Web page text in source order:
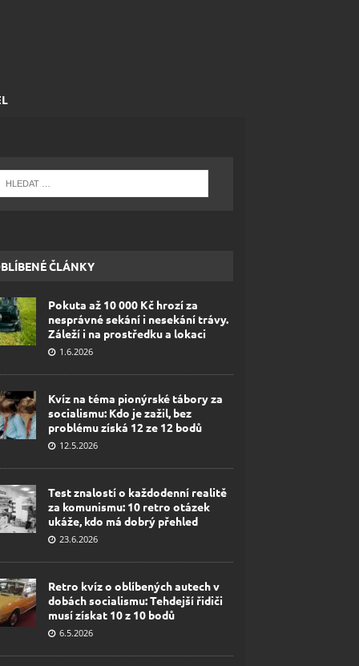
ČLÁNKY
Pokuta až 10 000 Kč hrozí za
nesprávné sekání i nesekání trávy.
Záleží i na prostředku a lokaci
1.6.2026
Kvíz na téma pionýrské tábory za
socialismu: Kdo je zažil, bez
problému získá 12 ze 12 bodů
12.5.2026
Test znalostí o každodenní realitě
za komunismu: 10 retro otázek
ukáže, kdo má dobrý přehled
23.6.2026
Retro kvíz o oblíbených autech v
dobách socialismu: Tehdejší řidiči
musí získat 10 z 10 bodů
6.5.2026